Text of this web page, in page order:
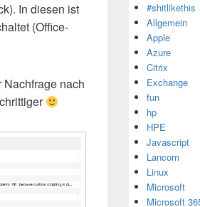
In diesen ist
(Office-
Nachfrage nach
#shitlikethis
Allgemein
Apple
Azure
Citrix
Exchange
fun
hp
HPE
Javascript
Lancom
Linux
Microsoft
Microsoft